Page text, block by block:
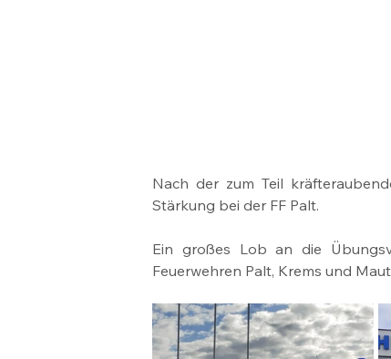
Nach der zum Teil
Stärkung bei der FF Palt.
Ein großes Lob an die
Feuerwehren Palt, Krems und